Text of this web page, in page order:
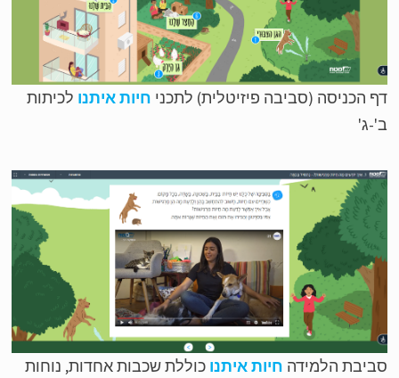
הכניסה (סביבה פיזיטלית) לתכניחיות איתנולכיתות
ג'
הלמידהחיות איתנוכוללת שכבות אחדות, נוחות